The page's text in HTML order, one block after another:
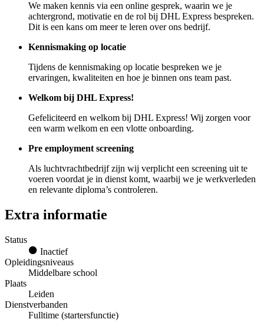
We maken kennis via een online gesprek, waarin we je
achtergrond, motivatie en de rol bij DHL Express bespreken.
Dit is een kans om meer te leren over ons bedrijf.
Kennismaking op locatie
Tijdens de kennismaking op locatie bespreken we je
ervaringen, kwaliteiten en hoe je binnen ons team past.
Welkom bij DHL Express!
Gefeliciteerd en welkom bij DHL Express! Wij zorgen voor
een warm welkom en een vlotte onboarding.
Pre employment screening
Als luchtvrachtbedrijf zijn wij verplicht een screening uit te
voeren voordat je in dienst komt, waarbij we je werkverleden
en relevante diploma’s controleren.
Extra informatie
Status
Inactief
Opleidingsniveaus
Middelbare school
Plaats
Leiden
Dienstverbanden
Fulltime (startersfunctie)